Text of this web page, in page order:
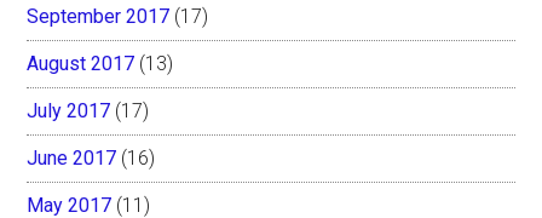
September 2017 (17)
August 2017 (13)
July 2017 (17)
June 2017 (16)
May 2017 (11)